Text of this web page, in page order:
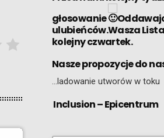
głosowanie
ulubieńców.Wasza
kolejny czwartek.
Nasze propozycje do
…ladowanie utworów w toku
Inclusion – Epicentrum